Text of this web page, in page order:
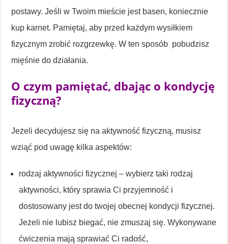
postawy. Jeśli w Twoim mieście jest basen, koniecznie
kup karnet. Pamiętaj, aby przed każdym wysiłkiem
fizycznym zrobić rozgrzewkę. W ten sposób pobudzisz
mięśnie do działania.
O czym pamiętać, dbając o kondycję
fizyczną?
Jeżeli decydujesz się na aktywność fizyczną, musisz
wziąć pod uwagę kilka aspektów:
rodzaj aktywności fizycznej – wybierz taki rodzaj
aktywności, który sprawia Ci przyjemność i
dostosowany jest do twojej obecnej kondycji fizycznej.
Jeżeli nie lubisz biegać, nie zmuszaj się. Wykonywane
ćwiczenia mają sprawiać Ci radość,